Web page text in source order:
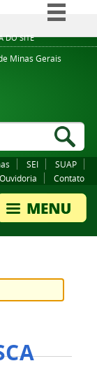
DO SITE
BR
Minas Gerais
SEI
SUAP
Ouvidoria Contato